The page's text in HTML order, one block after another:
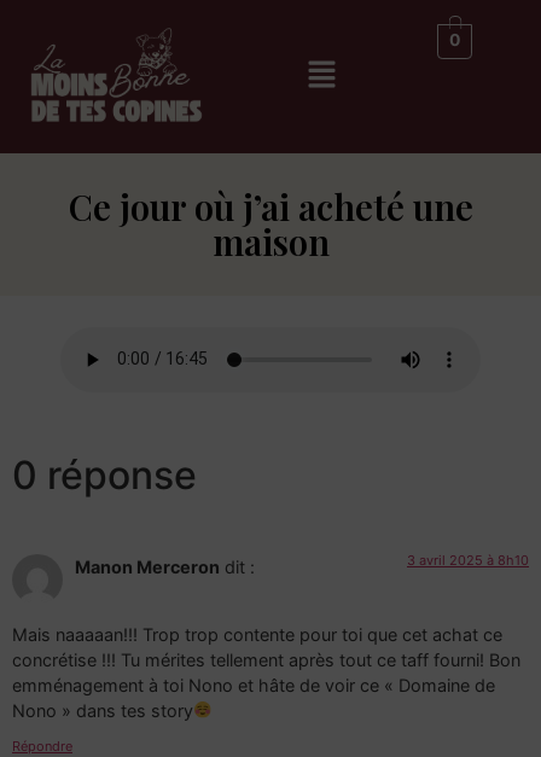
0
Ce jour où j’ai acheté une
maison
0 réponse
Manon Merceron dit : 3 avril 2025 à 8h10
Mais naaaaan!!! Trop trop contente pour toi que cet achat ce
concrétise !!! Tu mérites tellement après tout ce taff fourni! Bon
emménagement à toi Nono et hâte de voir ce « Domaine de
Nono » dans tes story
Répondre